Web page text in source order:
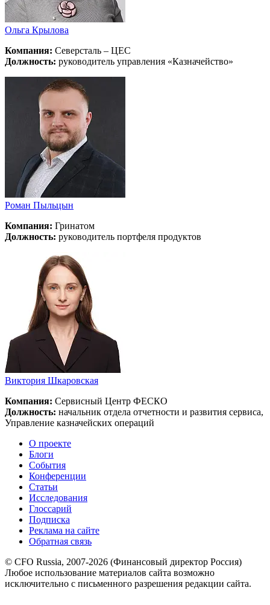
Ольга Крылова
Компания: Северсталь – ЦЕС
Должность: руководитель управления «Казначейство»
Роман Пыльцын
Компания: Гринатом
Должность: руководитель портфеля продуктов
Виктория Шкаровская
Компания: Сервисный Центр ФЕСКО
Должность: начальник отдела отчетности и развития сервиса,
Управление казначейских операций
О проекте
Блоги
События
Конференции
Статьи
Исследования
Глоссарий
Подписка
Реклама на сайте
Обратная связь
© CFO Russia, 2007-2026 (Финансовый директор Россия)
Любое использование материалов сайта возможно
исключительно с письменного разрешения редакции сайта.